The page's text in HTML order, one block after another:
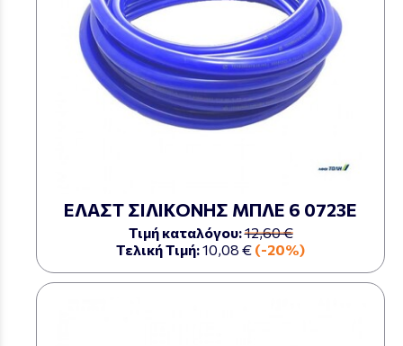
ΕΛΑΣΤ ΣΙΛΙΚΟΝΗΣ ΜΠΛΕ 6 0723Ε
Τιμή καταλόγου:12,60 €
Τελική Τιμή:10,08 € (-20%)